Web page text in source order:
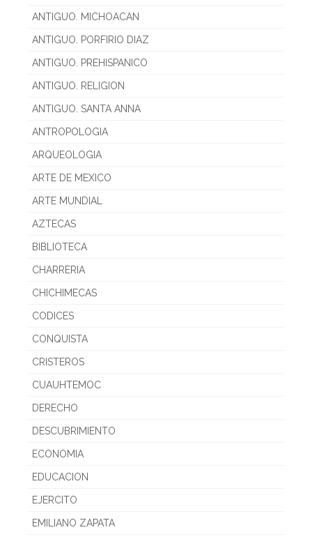
ANTIGUO. MICHOACAN
ANTIGUO. PORFIRIO DIAZ
ANTIGUO. PREHISPANICO
ANTIGUO. RELIGION
ANTIGUO. SANTA ANNA
ANTROPOLOGIA
ARQUEOLOGIA
ARTE DE MEXICO
ARTE MUNDIAL
AZTECAS
BIBLIOTECA
CHARRERIA
CHICHIMECAS
CODICES
CONQUISTA
CRISTEROS
CUAUHTEMOC
DERECHO
DESCUBRIMIENTO
ECONOMIA
EDUCACION
EJERCITO
EMILIANO ZAPATA